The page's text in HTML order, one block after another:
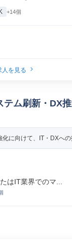
+14個
人を見る
ム刷新・DX
に向けて、IT・DXへ
はIT業界でのマ...